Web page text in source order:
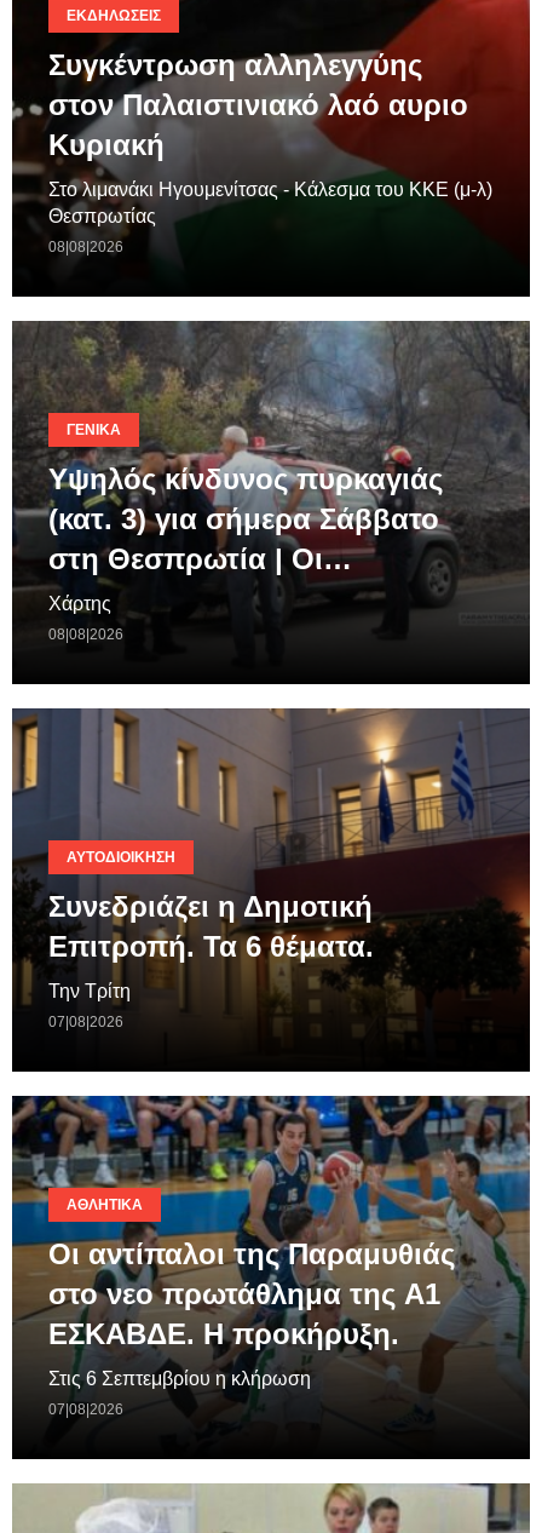
ΕΚΔΗΛΏΣΕΙΣ
Συγκέντρωση αλληλεγγύης
στον Παλαιστινιακό λαό αυριο
Κυριακή
Στο λιμανάκι Ηγουμενίτσας - Κάλεσμα του ΚΚΕ (μ-λ)
Θεσπρωτίας
08|08|2026
ΓΕΝΙΚΆ
Υψηλός κίνδυνος πυρκαγιάς
(κατ. 3) για σήμερα Σάββατο
στη Θεσπρωτία | Οι…
Χάρτης
08|08|2026
ΑΥΤΟΔΙΟΊΚΗΣΗ
Συνεδριάζει η Δημοτική
Επιτροπή. Τα 6 θέματα.
Την Τρίτη
07|08|2026
ΑΘΛΗΤΙΚΆ
Οι αντίπαλοι της Παραμυθιάς
στο νεο πρωτάθλημα της A1
ΕΣΚΑΒΔΕ. Η προκήρυξη.
Στις 6 Σεπτεμβρίου η κλήρωση
07|08|2026